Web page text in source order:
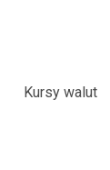
Kursy walut